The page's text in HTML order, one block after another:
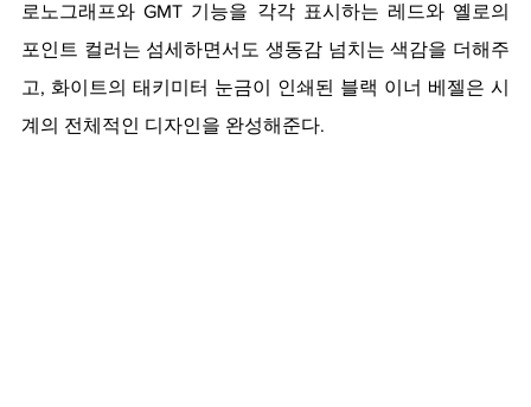
로노그래프와 GMT 기능을 각각 표시하는 레드와 옐로의
포인트 컬러는 섬세하면서도 생동감 넘치는 색감을 더해주
고, 화이트의 태키미터 눈금이 인쇄된 블랙 이너 베젤은 시
계의 전체적인 디자인을 완성해준다.